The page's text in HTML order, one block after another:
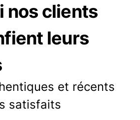
nos clients
leurs
et récents
satisfaits